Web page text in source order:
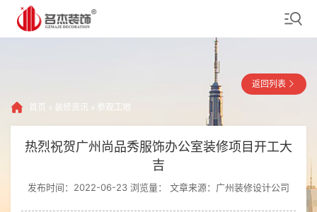
首页 » 装修资讯 » 参观工地
返回列表
热烈祝贺广州尚品秀服饰办公室装修项目开工大
吉
发布时间：2022-06-23 浏览量： 文章来源：广州装修设计公司